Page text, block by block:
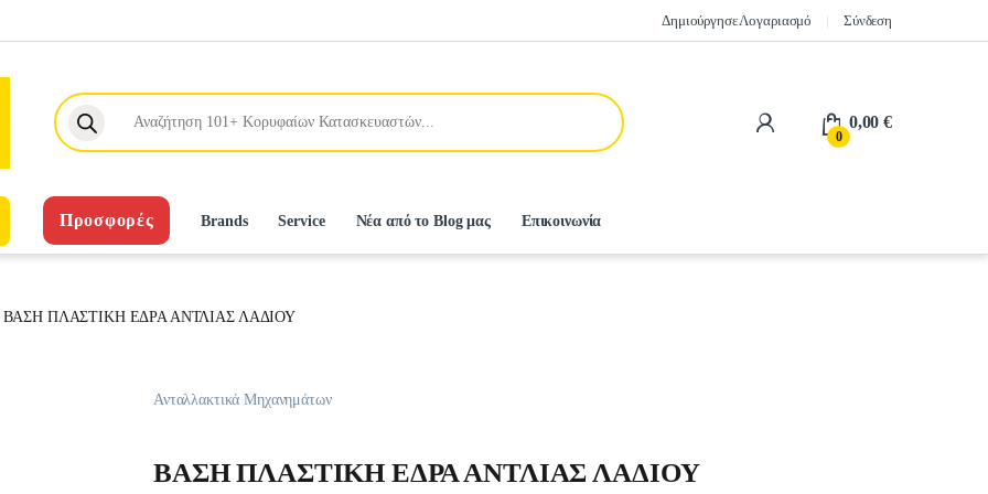
Δημιούργησε Λογαριασμό Σύνδεση
Products search
0
0,00€
Προσφορές Brands Service Νέα από το Blog μας Επικοινωνία
ΒΑΣΗ ΠΛΑΣΤΙΚΗ ΕΔΡΑ ΑΝΤΛΙΑΣ ΛΑΔΙΟΥ
Ανταλλακτικά Μηχανημάτων
ΒΑΣΗ ΠΛΑΣΤΙΚΗ ΕΔΡΑ ΑΝΤΛΙΑΣ ΛΑΔΙΟΥ